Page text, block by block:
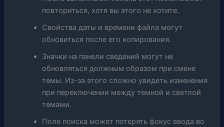
повториться, хотя вы этого не хотите.
Свойства даты и времени файла могут
обновиться после его копирования.
Значки на панели сведений могут не
обновляться должным образом при смене
темы. Из-за этого сложно увидеть изменения
при переключении между темной и светлой
темами.
Поле поиска может потерять фокус ввода во